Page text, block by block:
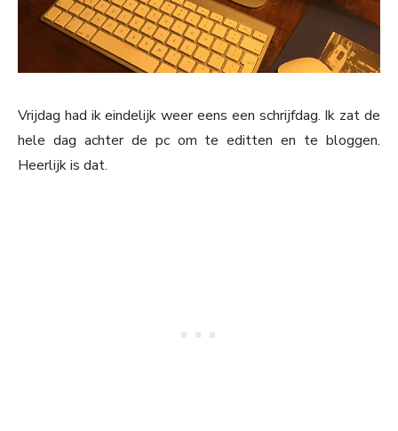
Vrijdag had ik eindelijk weer eens een schrijfdag. Ik zat de
hele dag achter de pc om te editten en te bloggen.
Heerlijk is dat.